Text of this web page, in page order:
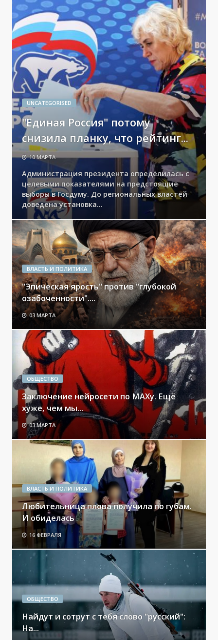
UNCATEGORISED
"Единая Россия" потому
снизила планку, что рейтинг...
10 МАРТА
Администрация президента определилась с
целевыми показателями на предстоящие
выборы в Госдуму. До региональных властей
доведена установка...
ВЛАСТЬ И ПОЛИТИКА
"Эпическая ярость" против "глубокой
озабоченности"....
03 МАРТА
ОБЩЕСТВО
Заключение нейросети по МАХу. Ещё
хуже, чем мы...
03 МАРТА
ВЛАСТЬ И ПОЛИТИКА
Любительница плова получила по губам.
И обиделась
16 ФЕВРАЛЯ
ОБЩЕСТВО
Найдут и сотрут с тебя слово "русский":
На...